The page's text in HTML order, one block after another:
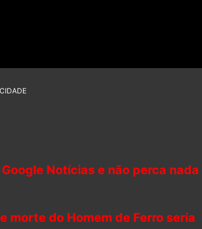
Notícias e não perca nada
morte do Homem de Ferro seria